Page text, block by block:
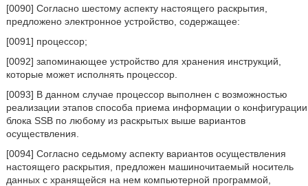
[0090] Согласно шестому аспекту настоящего раскрытия,
предложено электронное устройство, содержащее:
[0091] процессор;
[0092] запоминающее устройство для хранения инструкций,
которые может исполнять процессор.
[0093] В данном случае процессор выполнен с возможностью
реализации этапов способа приема информации о конфигурации
блока SSB по любому из раскрытых выше вариантов
осуществления.
[0094] Согласно седьмому аспекту вариантов осуществления
настоящего раскрытия, предложен машиночитаемый носитель
данных с хранящейся на нем компьютерной программой,